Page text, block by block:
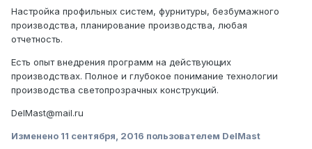
Настройка профильных систем, фурнитуры, безбумажного
производства, планирование производства, любая
отчетность.
Есть опыт внедрения программ на действующих
производствах. Полное и глубокое понимание технологии
производства светопрозрачных конструкций.
DelMast@mail.ru
Изменено 11 сентября, 2016 пользователем DelMast